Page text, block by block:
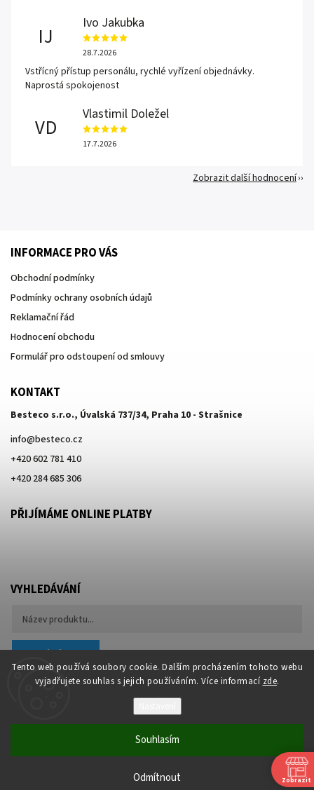
Tento web používá soubory cookie. Dalším procházením tohoto webu
vyjadřujete souhlas s jejich používáním. Více informací zde.
Odmítnout
Souhlasím
IJ
Ivo Jakubka
28.7.2026
Vstřícný přístup personálu, rychlé vyřízení objednávky.
Naprostá spokojenost
VD
Vlastimil Doležel
17.7.2026
Zobrazit další hodnocení
INFORMACE PRO VÁS
Obchodní podmínky
Podmínky ochrany osobních údajů
Reklamační řád
Hodnocení obchodu
Formulář pro odstoupení od smlouvy
KONTAKT
Besteco s.r.o., Úvalská 737/34, Praha 10 - Strašnice
info@besteco.cz
+420 602 781 410
+420 284 685 306
PŘIJÍMÁME ONLINE PLATBY
VYHLEDÁVÁNÍ
Hledat
Copyright 2026Besteco s.r.o.. Všechna práva vyhrazena.
Shoptet| Design Zobrazit